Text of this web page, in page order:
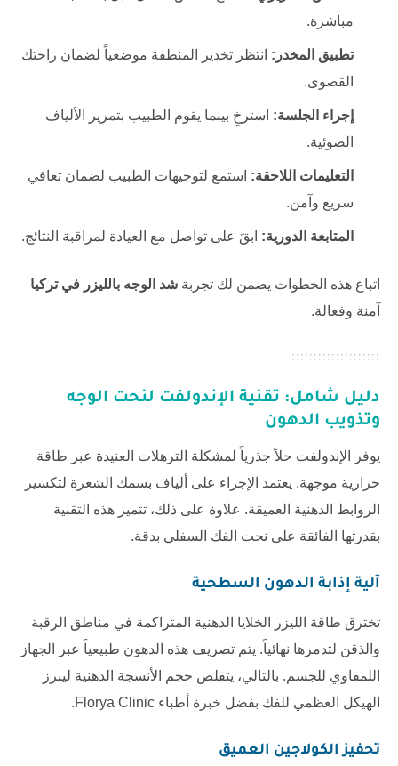
مباشرة.
تطبيق المخدر: انتظر تخدير المنطقة موضعياً لضمان راحتك
القصوى.
إجراء الجلسة: استرخِ بينما يقوم الطبيب بتمرير الألياف
الضوئية.
التعليمات اللاحقة: استمع لتوجيهات الطبيب لضمان تعافي
سريع وآمن.
المتابعة الدورية: ابقَ على تواصل مع العيادة لمراقبة النتائج.
اتباع هذه الخطوات يضمن لك تجربة شد الوجه بالليزر في تركيا
آمنة وفعالة.
دليل شامل: تقنية الإندولفت لنحت الوجه
وتذويب الدهون
يوفر الإندولفت حلاً جذرياً لمشكلة الترهلات العنيدة عبر طاقة
حرارية موجهة. يعتمد الإجراء على ألياف بسمك الشعرة لتكسير
الروابط الدهنية العميقة. علاوة على ذلك، تتميز هذه التقنية
بقدرتها الفائقة على نحت الفك السفلي بدقة.
آلية إذابة الدهون السطحية
تخترق طاقة الليزر الخلايا الدهنية المتراكمة في مناطق الرقبة
والذقن لتدمرها نهائياً. يتم تصريف هذه الدهون طبيعياً عبر الجهاز
اللمفاوي للجسم. بالتالي، يتقلص حجم الأنسجة الدهنية ليبرز
الهيكل العظمي للفك بفضل خبرة أطباء Florya Clinic
.
تحفيز الكولاجين العميق